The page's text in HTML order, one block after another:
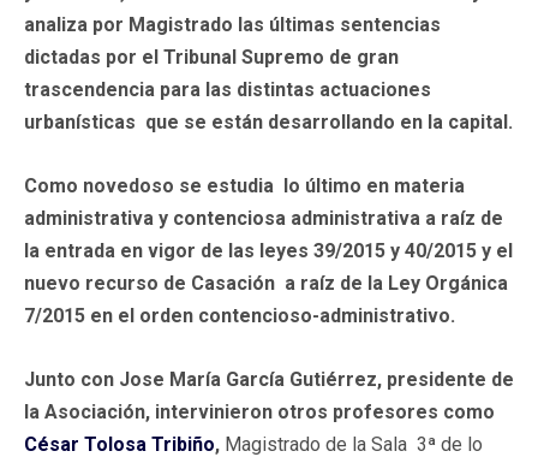
analiza por Magistrado las últimas sentencias
dictadas por el Tribunal Supremo de gran
trascendencia para las distintas actuaciones
urbanísticas que se están desarrollando en la capital.
Como novedoso se estudia lo último en materia
administrativa y contenciosa administrativa a raíz de
la entrada en vigor de las leyes 39/2015 y 40/2015 y el
nuevo recurso de Casación a raíz de la Ley Orgánica
7/2015 en el orden contencioso-administrativo.
Junto con Jose María García Gutiérrez, presidente de
la Asociación, intervinieron otros profesores como
César Tolosa Tribiño, Magistrado de la Sala 3ª de lo